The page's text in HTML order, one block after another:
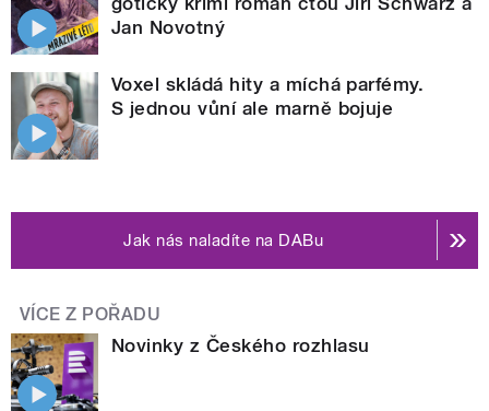
Jan Novotný
Voxel skládá hity a míchá parfémy.
S jednou vůní ale marně bojuje
Jak nás naladíte na DABu
VÍCE Z POŘADU
Novinky z Českého rozhlasu